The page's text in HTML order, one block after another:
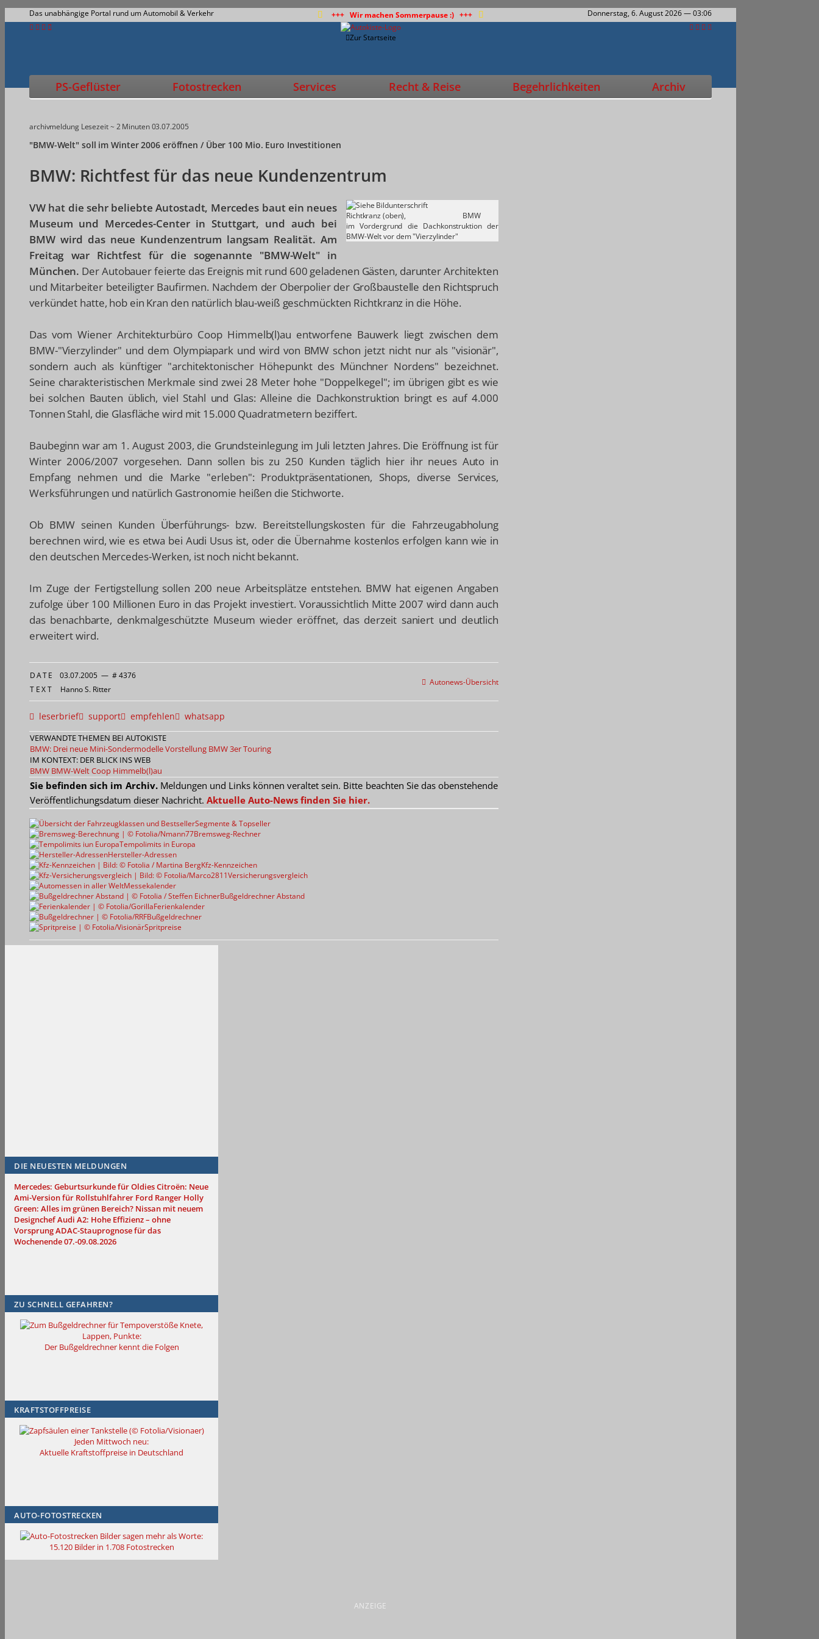
Das unabhängige Portal rund um Automobil & Verkehr +++ Wir machen Sommerpause :) +++ Donnerstag, 6. August 2026— 03:06
Zur Startseite
PS-Geflüster Fotostrecken Services Recht & Reise Begehrlichkeiten Archiv
archivmeldung Lesezeit ~ 2 Minuten03.07.2005
"BMW-Welt" soll im Winter 2006 eröffnen / Über 100 Mio. Euro Investitionen
BMW: Richtfest für das neue Kundenzentrum
Richtkranz (oben),
BMW
im Vordergrund die Dachkonstruktion der
BMW-Welt vor dem "Vierzylinder"
VW hat die sehr beliebte Autostadt, Mercedes baut ein neues
Museum und Mercedes-Center in Stuttgart, und auch bei
BMW wird das neue Kundenzentrum langsam Realität. Am
Freitag war Richtfest für die sogenannte "BMW-Welt" in
München. Der Autobauer feierte das Ereignis mit rund 600 geladenen Gästen, darunter Architekten
und Mitarbeiter beteiligter Baufirmen. Nachdem der Oberpolier der Großbaustelle den Richtspruch
verkündet hatte, hob ein Kran den natürlich blau-weiß geschmückten Richtkranz in die Höhe.
Das vom Wiener Architekturbüro Coop Himmelb(l)au entworfene Bauwerk liegt zwischen dem
BMW-"Vierzylinder" und dem Olympiapark und wird von BMW schon jetzt nicht nur als "visionär",
sondern auch als künftiger "architektonischer Höhepunkt des Münchner Nordens" bezeichnet.
Seine charakteristischen Merkmale sind zwei 28 Meter hohe "Doppelkegel"; im übrigen gibt es wie
bei solchen Bauten üblich, viel Stahl und Glas: Alleine die Dachkonstruktion bringt es auf 4.000
Tonnen Stahl, die Glasfläche wird mit 15.000 Quadratmetern beziffert.
Baubeginn war am 1. August 2003, die Grundsteinlegung im Juli letzten Jahres. Die Eröffnung ist für
Winter 2006/2007 vorgesehen. Dann sollen bis zu 250 Kunden täglich hier ihr neues Auto in
Empfang nehmen und die Marke "erleben": Produktpräsentationen, Shops, diverse Services,
Werksführungen und natürlich Gastronomie heißen die Stichworte.
Ob BMW seinen Kunden Überführungs- bzw. Bereitstellungskosten für die Fahrzeugabholung
berechnen wird, wie es etwa bei Audi Usus ist, oder die Übernahme kostenlos erfolgen kann wie in
den deutschen Mercedes-Werken, ist noch nicht bekannt.
Im Zuge der Fertigstellung sollen 200 neue Arbeitsplätze entstehen. BMW hat eigenen Angaben
zufolge über 100 Millionen Euro in das Projekt investiert. Voraussichtlich Mitte 2007 wird dann auch
das benachbarte, denkmalgeschützte Museum wieder eröffnet, das derzeit saniert und deutlich
erweitert wird.
Autonews-Übersicht
DATE 03.07.2005 — # 4376
TEXT Hanno S. Ritter
leserbrief support empfehlen whatsapp
VERWANDTE THEMEN BEI AUTOKISTE
BMW: Drei neue Mini-SondermodelleVorstellung BMW 3er Touring
IM KONTEXT: DER BLICK INS WEB
BMW BMW-WeltCoop Himmelb(l)au
Sie befinden sich im Archiv.Meldungen und Links können veraltet sein. Bitte beachten Sie das obenstehende
Veröffentlichungsdatum dieser Nachricht. Aktuelle Auto-News finden Sie hier.
Segmente & Topseller
Bremsweg-Rechner
Tempolimits in Europa
Hersteller-Adressen
Kfz-Kennzeichen
Versicherungsvergleich
Messekalender
Bußgeldrechner Abstand
Ferienkalender
Bußgeldrechner
Spritpreise
DIE NEUESTEN MELDUNGEN
Mercedes: Geburtsurkunde für OldiesCitroën: Neue
Ami-Version für Rollstuhlfahrer Ford Ranger Holly
Green: Alles im grünen Bereich? Nissan mit neuem
DesignchefAudi A2: Hohe Effizienz – ohne
VorsprungADAC-Stauprognose für das
Wochenende 07.-09.08.2026
ZU SCHNELL GEFAHREN?
Knete,
Lappen, Punkte:
Der Bußgeldrechner kennt die Folgen
KRAFTSTOFFPREISE
Jeden Mittwoch neu:
Aktuelle Kraftstoffpreise in Deutschland
AUTO-FOTOSTRECKEN
Bilder sagen mehr als Worte:
15.120 Bilder in 1.708 Fotostrecken
ANZEIGE